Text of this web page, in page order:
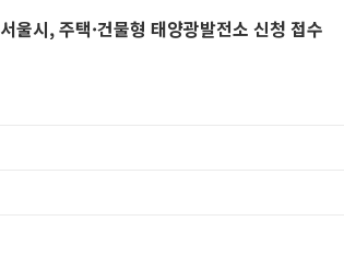
서울시, 주택·건물형 태양광발전소 신청 접수